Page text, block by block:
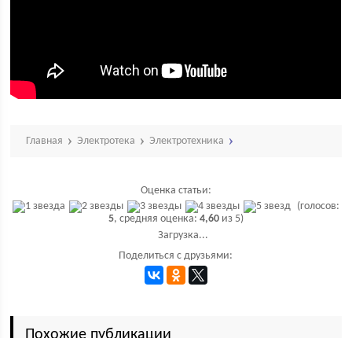
Главная Электротека Электротехника
Оценка статьи:
(голосов:
5, средняя оценка: 4,60из 5)
Загрузка...
Поделиться с друзьями: